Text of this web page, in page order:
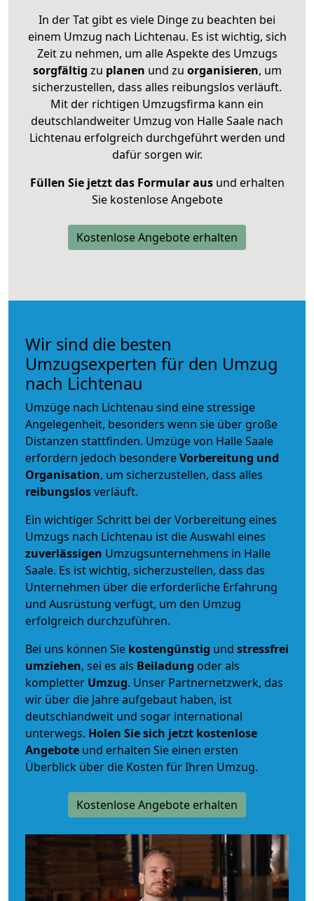
In der Tat gibt es viele Dinge zu beachten bei
einem Umzug nach Lichtenau. Es ist wichtig, sich
Zeit zu nehmen, um alle Aspekte des Umzugs
sorgfältig zu planen und zu organisieren, um
sicherzustellen, dass alles reibungslos verläuft.
Mit der richtigen Umzugsfirma kann ein
deutschlandweiter Umzug von Halle Saale nach
Lichtenau erfolgreich durchgeführt werden und
dafür sorgen wir.
Füllen Sie jetzt das Formular ausund erhalten
Sie kostenlose Angebote
Kostenlose Angebote erhalten
Wir sind die besten
Umzugsexperten für den Umzug
nach Lichtenau
Umzüge nach Lichtenau sind eine stressige
Angelegenheit, besonders wenn sie über große
Distanzen stattfinden. Umzüge von Halle Saale
erfordern jedoch besondereVorbereitung und
Organisation, um sicherzustellen, dass alles
reibungslosverläuft.
Ein wichtiger Schritt bei der Vorbereitung eines
Umzugs nach Lichtenau ist die Auswahl eines
zuverlässigen Umzugsunternehmens in Halle
Saale. Es ist wichtig, sicherzustellen, dass das
Unternehmen über die erforderliche Erfahrung
und Ausrüstung verfügt, um den Umzug
erfolgreich durchzuführen.
Bei uns können Sie kostengünstig und stressfrei
umziehen, sei es als Beiladung oder als
kompletter Umzug. Unser Partnernetzwerk, das
wir über die Jahre aufgebaut haben, ist
deutschlandweit und sogar international
unterwegs. Holen Sie sich jetzt kostenlose
Angebote und erhalten Sie einen ersten
Überblick über die Kosten für Ihren Umzug.
Kostenlose Angebote erhalten